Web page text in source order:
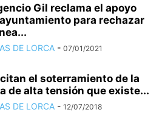
Gil reclama el apoyo
para rechazar
DE LORCA - 07/01/2021
el soterramiento de la
de alta tensión que existe...
DE LORCA - 12/07/2018